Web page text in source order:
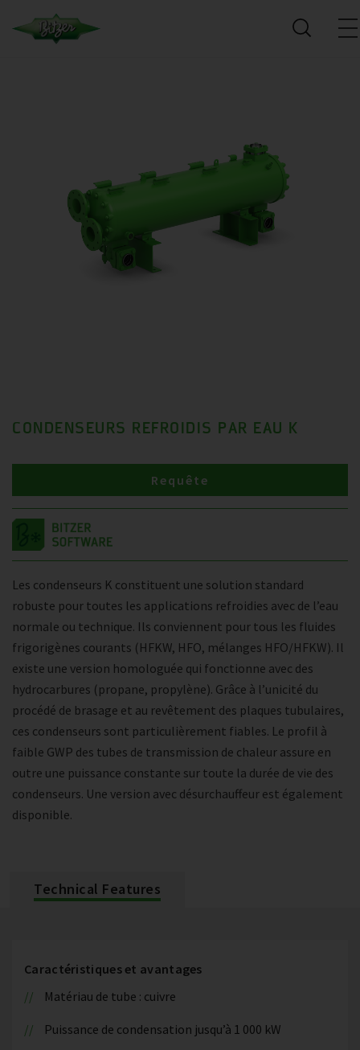
CONDENSEURS REFROIDIS PAR EAU K
Les condenseurs K constituent une solution standard
robuste pour toutes les applications refroidies avec de l’eau
normale ou technique. Ils conviennent pour tous les fluides
frigorigènes courants (HFKW, HFO, mélanges HFO/HFKW). Il
existe une version homologuée qui fonctionne avec des
hydrocarbures (propane, propylène). Grâce à l’unicité du
procédé de brasage et au revêtement des plaques tubulaires,
ces condenseurs sont particulièrement fiables. Le profil à
faible GWP des tubes de transmission de chaleur assure en
outre une puissance constante sur toute la durée de vie des
condenseurs. Une version avec désurchauffeur est également
disponible.
Requête
Technical Features
Caractéristiques et avantages
Matériau de tube : cuivre
Puissance de condensation jusqu’à 1 000 kW